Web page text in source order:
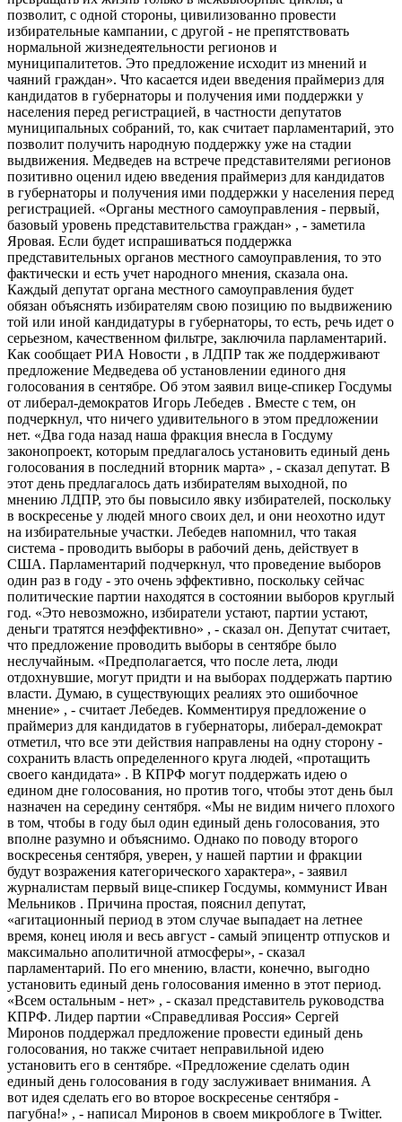
позволит, с одной стороны, цивилизованно провести
избирательные кампании, с другой - не препятствовать
нормальной жизнедеятельности регионов и
муниципалитетов. Это предложение исходит из мнений и
чаяний граждан». Что касается идеи введения праймериз для
кандидатов в губернаторы и получения ими поддержки у
населения перед регистрацией, в частности депутатов
муниципальных собраний, то, как считает парламентарий, это
позволит получить народную поддержку уже на стадии
выдвижения. Медведев на встрече представителями регионов
позитивно оценил идею введения праймериз для кандидатов
в губернаторы и получения ими поддержки у населения перед
регистрацией. «Органы местного самоуправления - первый,
базовый уровень представительства граждан» , - заметила
Яровая. Если будет испрашиваться поддержка
представительных органов местного самоуправления, то это
фактически и есть учет народного мнения, сказала она.
Каждый депутат органа местного самоуправления будет
обязан объяснять избирателям свою позицию по выдвижению
той или иной кандидатуры в губернаторы, то есть, речь идет о
серьезном, качественном фильтре, заключила парламентарий.
Как сообщает РИА Новости , в ЛДПР так же поддерживают
предложение Медведева об установлении единого дня
голосования в сентябре. Об этом заявил вице-спикер Госдумы
от либерал-демократов Игорь Лебедев . Вместе с тем, он
подчеркнул, что ничего удивительного в этом предложении
нет. «Два года назад наша фракция внесла в Госдуму
законопроект, которым предлагалось установить единый день
голосования в последний вторник марта» , - сказал депутат. В
этот день предлагалось дать избирателям выходной, по
мнению ЛДПР, это бы повысило явку избирателей, поскольку
в воскресенье у людей много своих дел, и они неохотно идут
на избирательные участки. Лебедев напомнил, что такая
система - проводить выборы в рабочий день, действует в
США. Парламентарий подчеркнул, что проведение выборов
один раз в году - это очень эффективно, поскольку сейчас
политические партии находятся в состоянии выборов круглый
год. «Это невозможно, избиратели устают, партии устают,
деньги тратятся неэффективно» , - сказал он. Депутат считает,
что предложение проводить выборы в сентябре было
неслучайным. «Предполагается, что после лета, люди
отдохнувшие, могут придти и на выборах поддержать партию
власти. Думаю, в существующих реалиях это ошибочное
мнение» , - считает Лебедев. Комментируя предложение о
праймериз для кандидатов в губернаторы, либерал-демократ
отметил, что все эти действия направлены на одну сторону -
сохранить власть определенного круга людей, «протащить
своего кандидата» . В КПРФ могут поддержать идею о
едином дне голосования, но против того, чтобы этот день был
назначен на середину сентября. «Мы не видим ничего плохого
в том, чтобы в году был один единый день голосования, это
вполне разумно и объяснимо. Однако по поводу второго
воскресенья сентября, уверен, у нашей партии и фракции
будут возражения категорического характера», - заявил
журналистам первый вице-спикер Госдумы, коммунист Иван
Мельников . Причина простая, пояснил депутат,
«агитационный период в этом случае выпадает на летнее
время, конец июля и весь август - самый эпицентр отпусков и
максимально аполитичной атмосферы», - сказал
парламентарий. По его мнению, власти, конечно, выгодно
установить единый день голосования именно в этот период.
«Всем остальным - нет» , - сказал представитель руководства
КПРФ. Лидер партии «Справедливая Россия» Сергей
Миронов поддержал предложение провести единый день
голосования, но также считает неправильной идею
установить его в сентябре. «Предложение сделать один
единый день голосования в году заслуживает внимания. А
вот идея сделать его во второе воскресенье сентября -
пагубна!» , - написал Миронов в своем микроблоге в Twitter.